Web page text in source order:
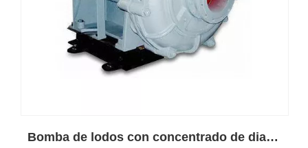
Bomba de lodos con concentrado de diamante